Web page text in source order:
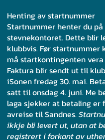
Henting av startnummer
Startnummer henter du på
stevnekontoret. Dette blir
klubbvis. Før startnummer
må startkontingenten
Faktura blir sendt ut til
iSonen fredag 30. mai.
satt til onsdag 4. juni. Me
laga sjekker at betaling
avreise til Sandnes.
ikkje bli levert ut, utan at
registrert i forkant av